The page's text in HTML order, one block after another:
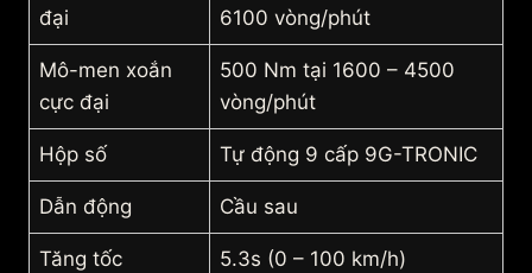
đại
6100 vòng/phút
Mô-men xoắn
cực đại
500 Nm tại 1600 – 4500
vòng/phút
Hộp số Tự động 9 cấp 9G-TRONIC
Dẫn động Cầu sau
Tăng tốc 5.3s (0 – 100 km/h)